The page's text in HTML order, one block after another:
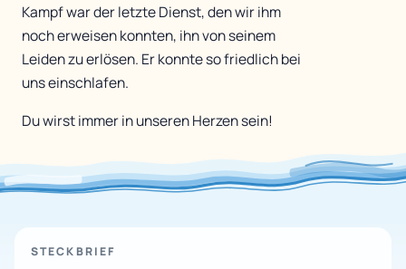
Kampf war der letzte Dienst, den wir ihm
noch erweisen konnten, ihn von seinem
Leiden zu erlösen. Er konnte so friedlich bei
uns einschlafen.
Du wirst immer in unseren Herzen sein!
STECKBRIEF